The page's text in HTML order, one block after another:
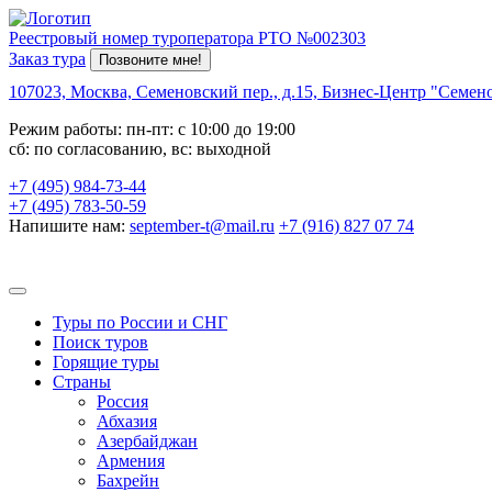
Реестровый номер туроператора РТО №002303
Заказ тура
Позвоните мне!
107023, Москва, Семеновский пер., д.15, Бизнес-Центр
Режим работы: пн-пт: с 10:00 до 19:00
сб: по согласованию, вс: выходной
+7 (495) 984-73-44
+7 (495) 783-50-59
Напишите нам: september-t@mail.ru +7 (916) 827 07 74
Туры по России и СНГ
Поиск туров
Горящие туры
Страны
Россия
Абхазия
Азербайджан
Армения
Бахрейн